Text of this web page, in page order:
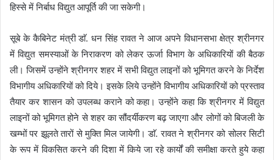
हिस्से में निर्बाध विद्युत आपूर्ति की जा सकेगी।
सूबे के कैबिनेट मंत्री डाॅ. धन सिंह रावत ने आज अपने विधानसभा क्षेत्र श्रीनगर
में विद्युत समस्याओं के निराकरण को लेकर ऊर्जा विभाग के अधिकारियों की बैठक
ली। जिसमें उन्होंने श्रीनगर शहर में सभी विद्युत लाइनों को भूमिगत करने के निर्देश
विभागीय अधिकारियों को दिये। इसके लिये उन्होंने विभागीय अधिकारियों को प्रस्ताव
तैयार कर शासन को उपलब्ध कराने को कहा। उन्होंने कहा कि श्रीनगर में विद्युत
लाइनों को भूमिगत होने से शहर का सौंदर्यीकरण बढ़ जाएगा और लोगों को बिजली के
खम्भों पर झूलते तारों से मुक्ति मिल जायेगी। डाॅ. रावत ने श्रीनगर को सोलर सिटी
के रूप में विकसित करने की दिशा में किये जा रहे कार्यों की समीक्षा करते हुये कहा